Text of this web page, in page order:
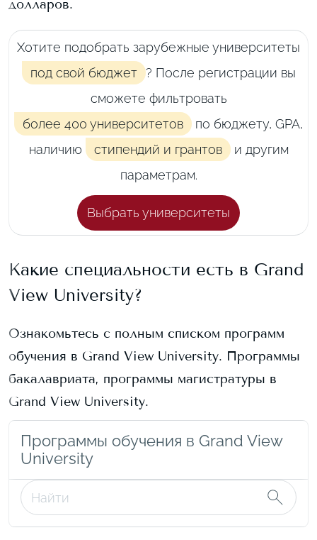
долларов.
Хотите подобрать зарубежные университеты
под свой бюджет ? После регистрации вы
сможете фильтровать
более 400 университетов
по бюджету, GPA,
наличию
стипендий и грантов и другим
параметрам.
Выбрать университеты
Какие специальности есть в Grand
View University?
Ознакомьтесь с полным списком программ
обучения в Grand View University. Программы
бакалавриата, программы магистратуры в
Grand View University.
Программы обучения в Grand View
University